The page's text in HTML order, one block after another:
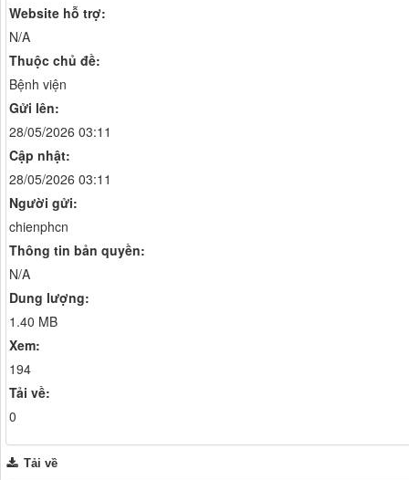
Website hỗ trợ:
N/A
Thuộc chủ đề:
Bệnh viện
Gửi lên:
28/05/2026 03:11
Cập nhật:
28/05/2026 03:11
Người gửi:
chienphcn
Thông tin bản quyền:
N/A
Dung lượng:
1.40 MB
Xem:
194
Tải về:
0
Tải về